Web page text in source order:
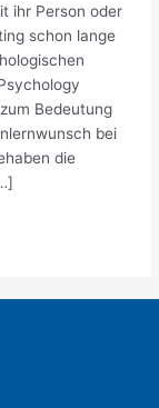
ihr Person oder
schon lange
Bedeutung
bei
die